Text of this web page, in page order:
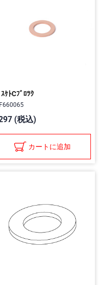
ｹﾄCﾌﾞﾛﾂｸ
(税込)
カートに追加